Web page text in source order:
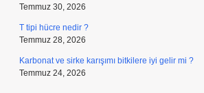
Temmuz 30, 2026
T tipi hücre nedir ?
Temmuz 28, 2026
Karbonat ve sirke karışımı bitkilere iyi gelir mi ?
Temmuz 24, 2026